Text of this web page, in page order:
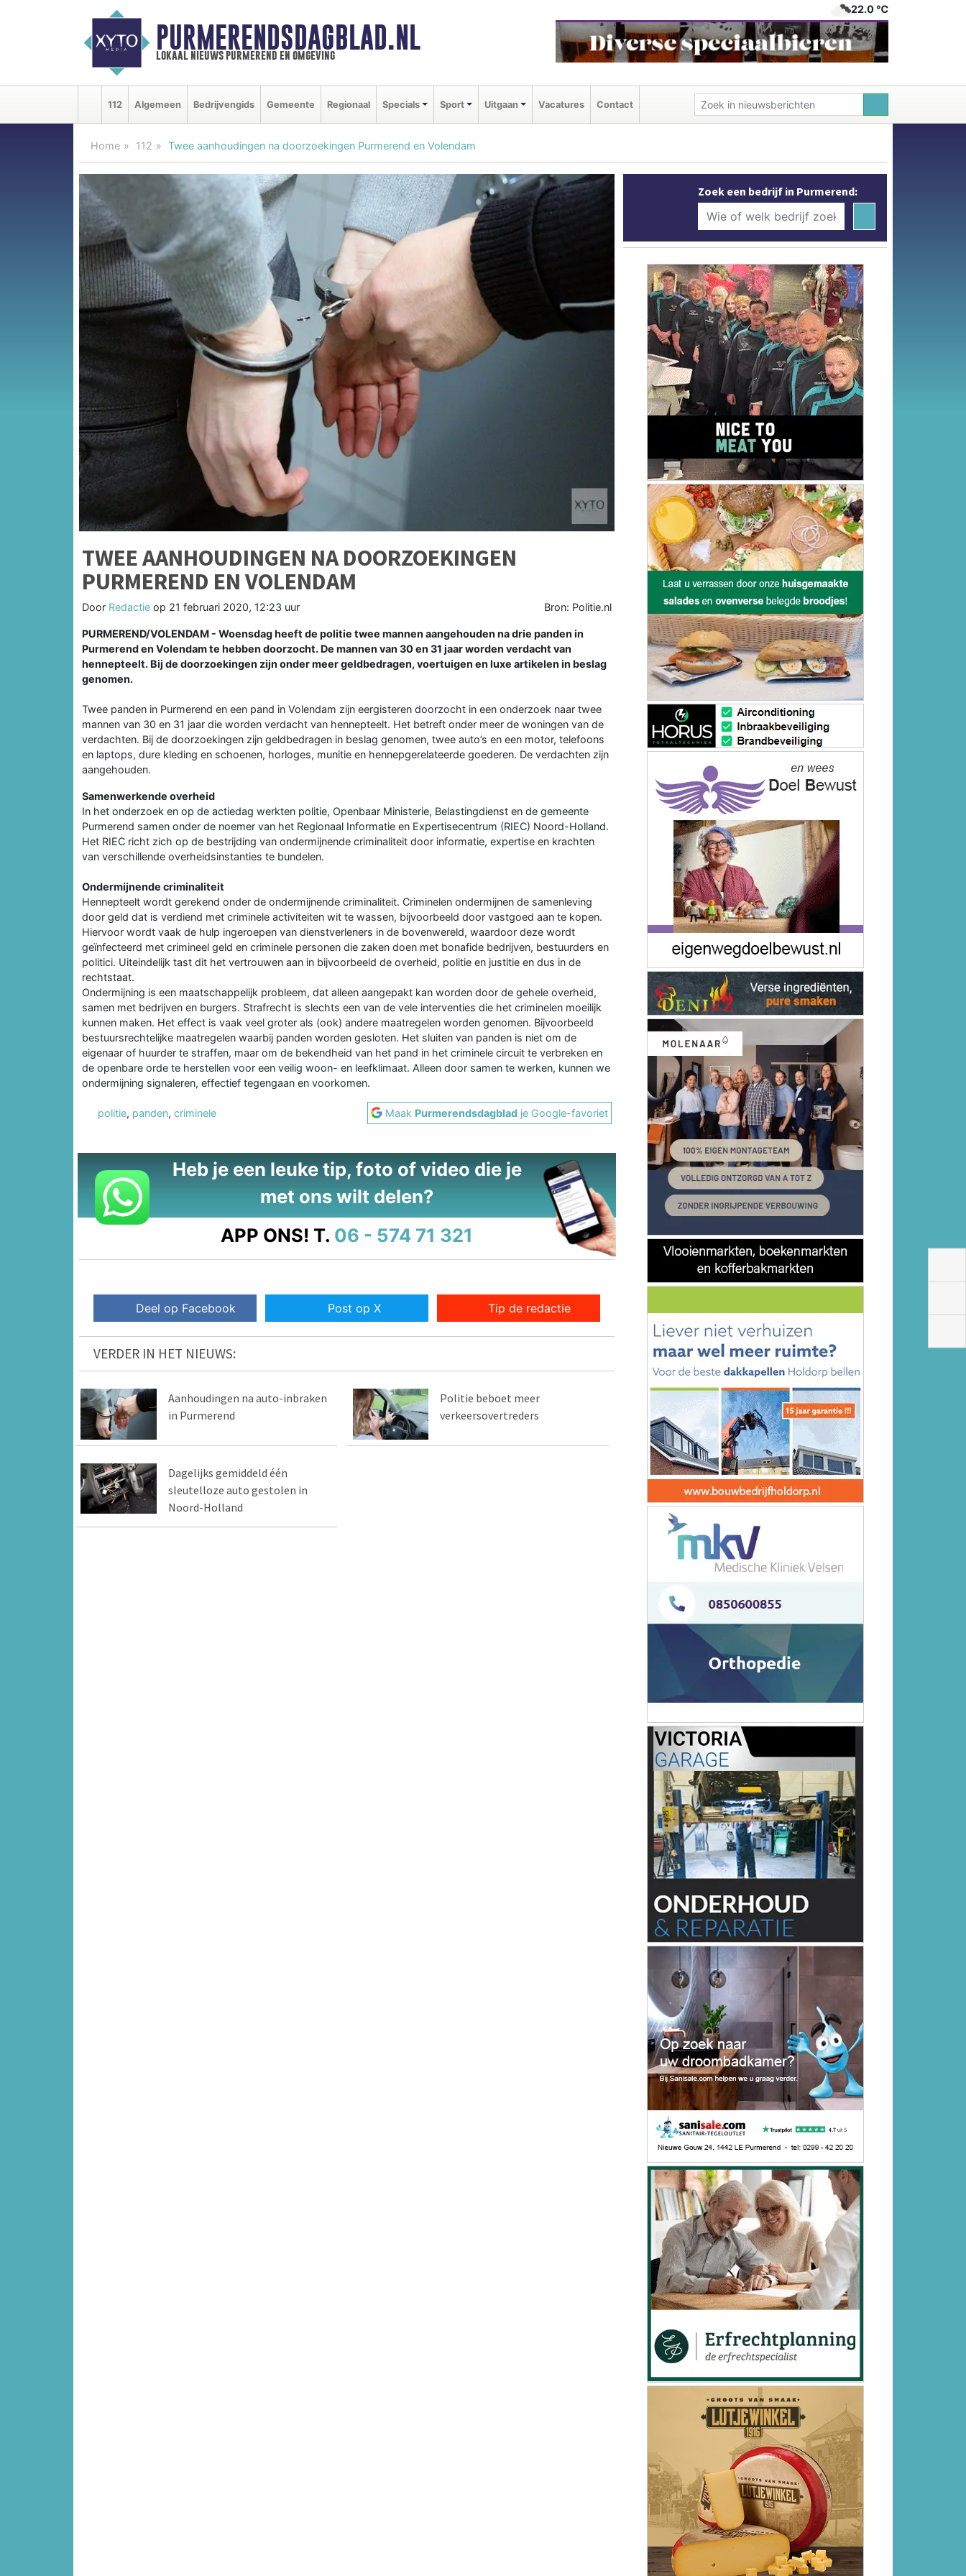
PURMERENDSDAGBLAD.NL
lokaal nieuws purmerend en omgeving
22.0 ℃
112 Algemeen Bedrijvengids Gemeente Regionaal Specials Sport Uitgaan Vacatures Contact
Home 112 Twee aanhoudingen na doorzoekingen Purmerend en Volendam
TWEE AANHOUDINGEN NA DOORZOEKINGEN
PURMEREND EN VOLENDAM
Door Redactie op 21 februari 2020, 12:23 uur Bron: Politie.nl
PURMEREND/VOLENDAM - Woensdag heeft de politie twee mannen aangehouden na drie panden in
Purmerend en Volendam te hebben doorzocht. De mannen van 30 en 31 jaar worden verdacht van
hennepteelt. Bij de doorzoekingen zijn onder meer geldbedragen, voertuigen en luxe artikelen in beslag
genomen.
Twee panden in Purmerend en een pand in Volendam zijn eergisteren doorzocht in een onderzoek naar twee
mannen van 30 en 31 jaar die worden verdacht van hennepteelt. Het betreft onder meer de woningen van de
verdachten. Bij de doorzoekingen zijn geldbedragen in beslag genomen, twee auto’s en een motor, telefoons
en laptops, dure kleding en schoenen, horloges, munitie en hennepgerelateerde goederen. De verdachten zijn
aangehouden.
Samenwerkende overheid
In het onderzoek en op de actiedag werkten politie, Openbaar Ministerie, Belastingdienst en de gemeente
Purmerend samen onder de noemer van het Regionaal Informatie en Expertisecentrum (RIEC) Noord-Holland.
Het RIEC richt zich op de bestrijding van ondermijnende criminaliteit door informatie, expertise en krachten
van verschillende overheidsinstanties te bundelen.
Ondermijnende criminaliteit
Hennepteelt wordt gerekend onder de ondermijnende criminaliteit. Criminelen ondermijnen de samenleving
door geld dat is verdiend met criminele activiteiten wit te wassen, bijvoorbeeld door vastgoed aan te kopen.
Hiervoor wordt vaak de hulp ingeroepen van dienstverleners in de bovenwereld, waardoor deze wordt
geïnfecteerd met crimineel geld en criminele personen die zaken doen met bonafide bedrijven, bestuurders en
politici. Uiteindelijk tast dit het vertrouwen aan in bijvoorbeeld de overheid, politie en justitie en dus in de
rechtstaat.
Ondermijning is een maatschappelijk probleem, dat alleen aangepakt kan worden door de gehele overheid,
samen met bedrijven en burgers. Strafrecht is slechts een van de vele interventies die het criminelen moeilijk
kunnen maken. Het effect is vaak veel groter als (ook) andere maatregelen worden genomen. Bijvoorbeeld
bestuursrechtelijke maatregelen waarbij panden worden gesloten. Het sluiten van panden is niet om de
eigenaar of huurder te straffen, maar om de bekendheid van het pand in het criminele circuit te verbreken en
de openbare orde te herstellen voor een veilig woon- en leefklimaat. Alleen door samen te werken, kunnen we
ondermijning signaleren, effectief tegengaan en voorkomen.
politie, panden, criminele Maak Purmerendsdagblad je Google-favoriet
Heb je een leuke tip, foto of video die je
met ons wilt delen?
APP ONS! T. 06 - 574 71 321
Deel op Facebook Post op X Tip de redactie
VERDER IN HET NIEUWS:
Aanhoudingen na auto-inbraken
in Purmerend
Politie beboet meer
verkeersovertreders
Dagelijks gemiddeld één
sleutelloze auto gestolen in
Noord-Holland
Zoek een bedrijf in Purmerend: